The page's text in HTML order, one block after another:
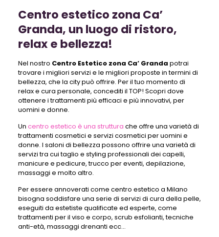
Centro estetico zona Ca’
Granda, un luogo di ristoro,
relax e bellezza!
Nel nostro Centro Estetico zona Ca’ Granda potrai
trovare i migliori servizi e le migliori proposte in termini di
bellezza, che la city può offrire. Per il tuo momento di
relax e cura personale, concediti il TOP! Scopri dove
ottenere i trattamenti più efficaci e più innovativi, per
uomini e donne.
Un centro estetico è una struttura che offre una varietà di
trattamenti cosmetici e servizi cosmetici per uomini e
donne. I saloni di bellezza possono offrire una varietà di
servizi tra cui taglio e styling professionali dei capelli,
manicure e pedicure, trucco per eventi, depilazione,
massaggi e molto altro.
Per essere annoverati come centro estetico a Milano
bisogna soddisfare una serie di servizi di cura della pelle,
eseguiti da estetiste qualificate ed esperte, come
trattamenti per il viso e corpo, scrub esfolianti, tecniche
anti-età, massaggi drenanti ecc…